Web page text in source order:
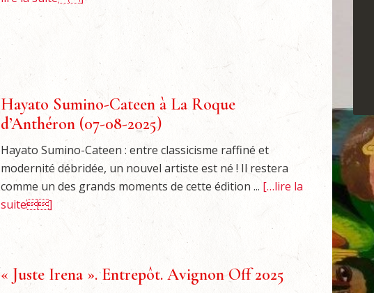
Hayato Sumino-Cateen à La Roque
d’Anthéron (07-08-2025)
Hayato Sumino-Cateen : entre classicisme raffiné et
modernité débridée, un nouvel artiste est né ! Il restera
comme un des grands moments de cette édition ... […lire la
suite]
« Juste Irena ». Entrepôt. Avignon Off 2025